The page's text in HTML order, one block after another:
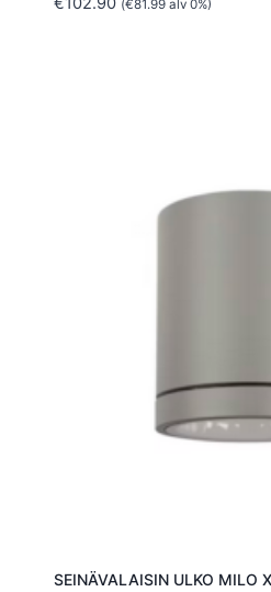
(€81.99alv 0%)
SEINÄVALAISIN ULKO MILO